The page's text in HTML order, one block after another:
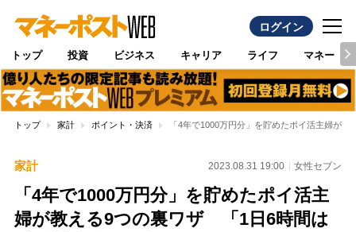
ログイン
トップ 投資 ビジネス キャリア ライフ マネー
トップ 家計 ポイント・決済 「4年で1000万円分」を貯めたポイ活主婦が
家計 2023.08.31 19:00 女性セブン
「4年で1000万円分」を貯めたポイ活主
婦が教える9つの裏ワザ 「1日6時間は